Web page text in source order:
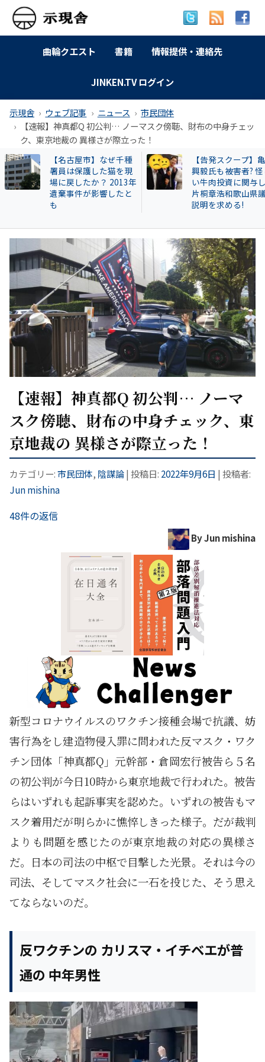
曲輪クエスト 書籍 情報提供・連絡先
JINKEN.TV ログイン
示現舎 ウェブ記事 ニュース
市民団体
【速報】神真都Q 初公判… ノーマスク傍聴、財布の中身チェッ
ク、東京地裁の 異様さが際立った！
【告発スクープ】亀田
興毅氏も被害者? 怪し
い牛肉投資に関与した
片桐章浩和歌山県議に
説明を求める!
【岐南町】セクハ
動その後 議員全員
〝謎ルール〟導入
会は混乱！現町長
撃すると…
【速報】神真都Q 初公判… ノーマ
スク傍聴、財布の中身チェック、東
京地裁の 異様さが際立った！
カテゴリー:市民団体, 陰謀論| 投稿日: 2022年9月6日 | 投稿者:
Jun mishina
48件の返信
By Jun mishina
新型コロナウイルスのワクチン接種会場で抗議、妨
害行為をし建造物侵入罪に問われた反マスク・ワク
チン団体「神真都Q」元幹部・倉岡宏行被告ら５名
の初公判が今日10時から東京地裁で行われた。被告
らはいずれも起訴事実を認めた。いずれの被告もマ
スク着用だが明らかに憔悴しきった様子。だが裁判
よりも問題を感じたのが東京地裁の対応の異様さ
だ。日本の司法の中枢で目撃した光景。それは今の
司法、そしてマスク社会に一石を投じた、そう思え
てならないのだ。
反ワクチンの カリスマ・イチベエが普
通の 中年男性